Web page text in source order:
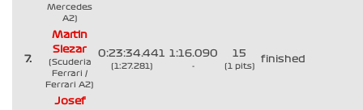
Mercedes
A2)
7.
Martin
Slezar
(Scuderia
Ferrari /
Ferrari A2)
0:23:34.441
(1:27.281)
1:16.090
-
15
(1 pits)
finished
Josef